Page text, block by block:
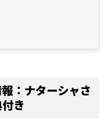
：ナターシャさ
き